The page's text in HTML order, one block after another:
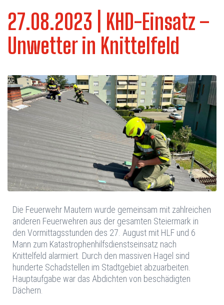
27.08.2023 | KHD-Einsatz –
Unwetter in Knittelfeld
Die Feuerwehr Mautern wurde gemeinsam mit zahlreichen
anderen Feuerwehren aus der gesamten Steiermark in
den Vormittagsstunden des 27. August mit HLF und 6
Mann zum Katastrophenhilfsdienstseinsatz nach
Knittelfeld alarmiert. Durch den massiven Hagel sind
hunderte Schadstellen im Stadtgebiet abzuarbeiten.
Hauptaufgabe war das Abdichten von beschädigten
Dächern.